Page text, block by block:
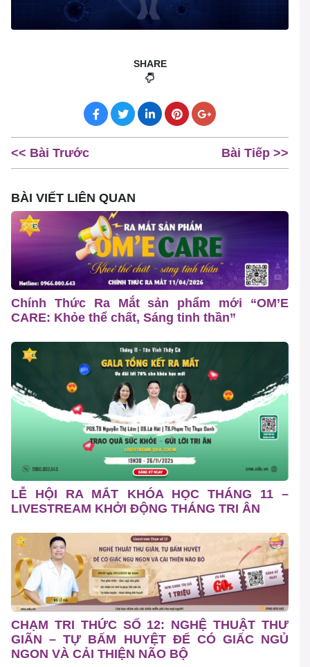
SHARE
<< Bài Trước Bài Tiếp >>
BÀI VIẾT LIÊN QUAN
Chính Thức Ra Mắt sản phẩm mới “OM’E
CARE: Khỏe thể chất, Sáng tinh thần”
LỄ HỘI RA MẮT KHÓA HỌC THÁNG 11 –
LIVESTREAM KHỞI ĐỘNG THÁNG TRI ÂN
CHẠM TRI THỨC SỐ 12: NGHỆ THUẬT THƯ
GIÃN – TỰ BẤM HUYỆT ĐỂ CÓ GIẤC NGỦ
NGON VÀ CẢI THIỆN NÃO BỘ